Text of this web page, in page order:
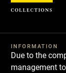
INFORMATION
Due to the
management
Cookies